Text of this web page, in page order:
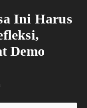
Ini Harus
Demo